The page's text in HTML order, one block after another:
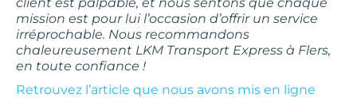
mission est pour lui l’occasion d’offrir un service
irréprochable. Nous recommandons
chaleureusement LKM Transport Express à Flers,
en toute confiance !
Retrouvez l’article que nous avons mis en ligne